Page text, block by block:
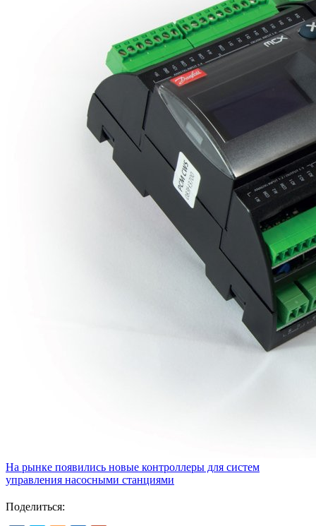
На рынке появились новые контроллеры для систем
управления насосными станциями
Поделиться: